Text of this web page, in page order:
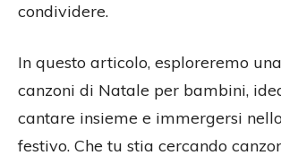
condividere.
In questo articolo, esploreremo
canzoni di Natale per bambini,
cantare insieme e immergersi
festivo. Che tu stia cercando